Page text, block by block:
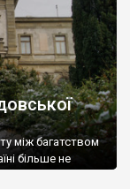
між багатством
більше не